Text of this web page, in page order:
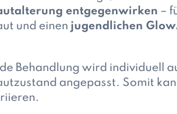
entgegenwirken –
und einen jugendlichen
Behandlung wird individuell
angepasst. Somit